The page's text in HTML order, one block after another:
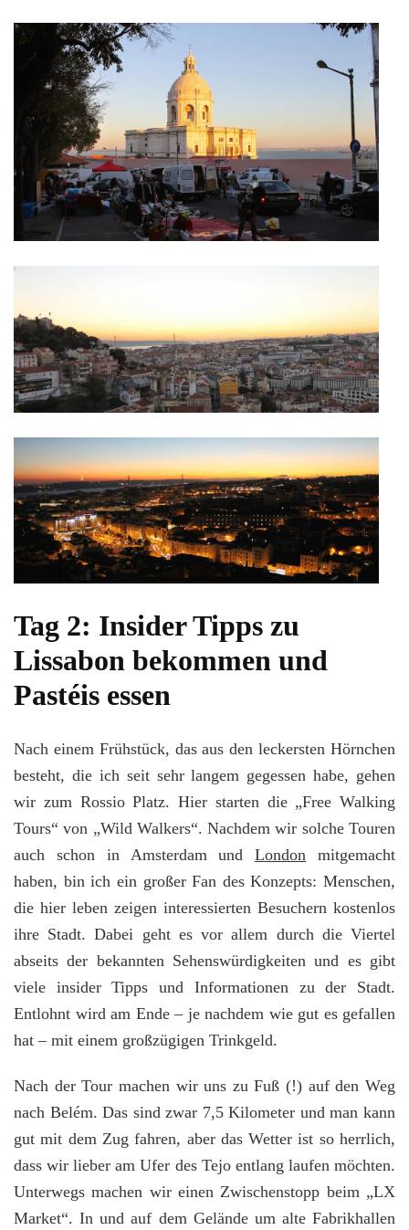
Tag 2: Insider Tipps zu
Lissabon bekommen und
Pastéis essen
Nach einem Frühstück, das aus den leckersten Hörnchen
besteht, die ich seit sehr langem gegessen habe, gehen
wir zum Rossio Platz. Hier starten die „Free Walking
Tours“ von „Wild Walkers“. Nachdem wir solche Touren
auch schon in Amsterdam undLondon mitgemacht
haben, bin ich ein großer Fan des Konzepts: Menschen,
die hier leben zeigen interessierten Besuchern kostenlos
ihre Stadt. Dabei geht es vor allem durch die Viertel
abseits der bekannten Sehenswürdigkeiten und es gibt
viele insider Tipps und Informationen zu der Stadt.
Entlohnt wird am Ende – je nachdem wie gut es gefallen
hat – mit einem großzügigen Trinkgeld.
Nach der Tour machen wir uns zu Fuß (!) auf den Weg
nach Belém. Das sind zwar 7,5 Kilometer und man kann
gut mit dem Zug fahren, aber das Wetter ist so herrlich,
dass wir lieber am Ufer des Tejo entlang laufen möchten.
Unterwegs machen wir einen Zwischenstopp beim „LX
Market“. In und auf dem Gelände um alte Fabrikhallen